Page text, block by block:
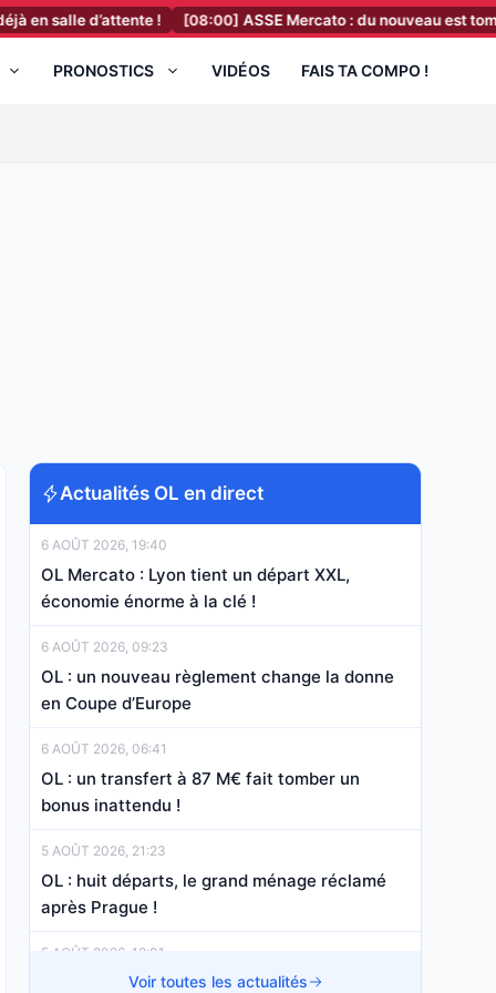
! [08:00] ASSE Mercato : du nouveau est tombé dans le
PRONOSTICS VIDÉOS FAIS TA COMPO !
Actualités OL en direct
6 AOÛT 2026, 19:40
OL Mercato : Lyon tient un départ XXL,
économie énorme à la clé !
6 AOÛT 2026, 09:23
OL : un nouveau règlement change la donne
en Coupe d’Europe
6 AOÛT 2026, 06:41
OL : un transfert à 87 M€ fait tomber un
bonus inattendu !
5 AOÛT 2026, 21:23
OL : huit départs, le grand ménage réclamé
après Prague !
5 AOÛT 2026, 18:01
OL Mercato : la Premier League s’active
Voir toutes les actualités